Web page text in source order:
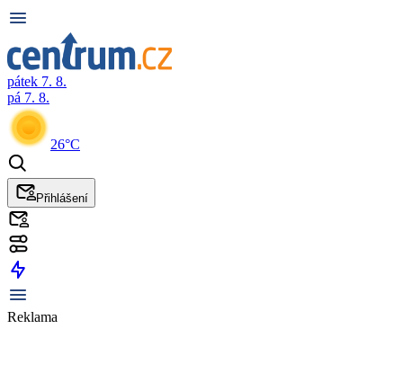
pátek 7. 8.
pá 7. 8.
26°C
Přihlášení
Reklama